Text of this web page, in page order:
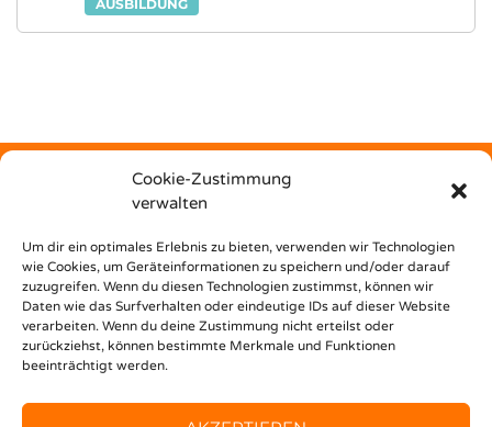
Cookie-Zustimmung
verwalten
Um dir ein optimales Erlebnis zu bieten, verwenden wir Technologien
wie Cookies, um Geräteinformationen zu speichern und/oder darauf
zuzugreifen. Wenn du diesen Technologien zustimmst, können wir
Daten wie das Surfverhalten oder eindeutige IDs auf dieser Website
verarbeiten. Wenn du deine Zustimmung nicht erteilst oder
zurückziehst, können bestimmte Merkmale und Funktionen
beeinträchtigt werden.
AUSBILDUNG
unterstützt dich Nest Bildungsbar bei deinem Weg in den
Beruf!